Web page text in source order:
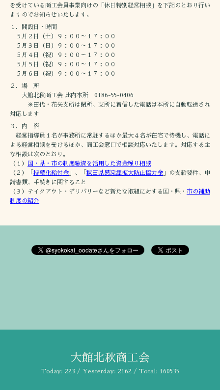
を受けている商工会員事業向けの「休日特別経営相談」を下記のとおり行い
ますのでお知らせいたします。
１．開設日・時間
５月２日（土）９：００～１７：００
５月３日（日）９：００～１７：００
５月４日（祝）９：００～１７：００
５月５日（祝）９：００～１７：００
５月６日（祝）９：００～１７：００
２．場 所
大館北秋商工会 比内本所 0186-55-0406
※田代・花矢支所は閉所、支所に着信した電話は本所に自動転送され
対応します
３．内 容
経営指導員１名が事務所に常駐するほか最大４名が在宅で待機し、電話に
よる経営相談を受けるほか、商工会窓口で相談対応いたします。対応する主
な相談は次のとおり。
（１）
国・県・市の制度融資を活用した資金繰り相談
（２）「 持続化給付金」、「 秋田県感染症拡大防止協力金」の支給要件、申
請書類、手続きに関すること
（３）テイクアウト・デリバリーなど新たな取組に対する国・県・ 市の補助
制度の紹介
大館北秋商工会
Today: 223 / Yesterday: 2162 / Total: 160535